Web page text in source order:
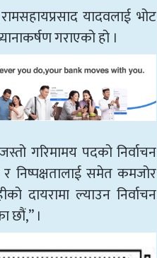
रामसहायप्रसाद यादवलाई भोट
गराएको हो ।
गरिमामय पदको निर्वाचन
निष्पक्षतालाई समेत कमजोर
दायरामा ल्याउन निर्वाचन
छौं,” ।